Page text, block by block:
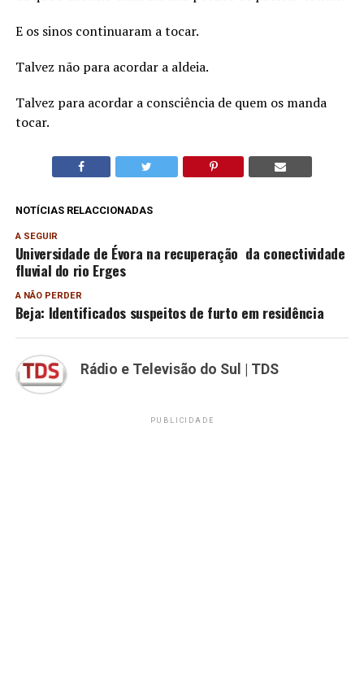
E os sinos continuaram a tocar.
Talvez não para acordar a aldeia.
Talvez para acordar a consciência de quem os manda
tocar.
NOTÍCIAS RELACCIONADAS
A SEGUIR
Universidade de Évora na recuperação da conectividade
fluvial do rio Erges
A NÃO PERDER
Beja: Identificados suspeitos de furto em residência
Rádio e Televisão do Sul | TDS
PUBLICIDADE